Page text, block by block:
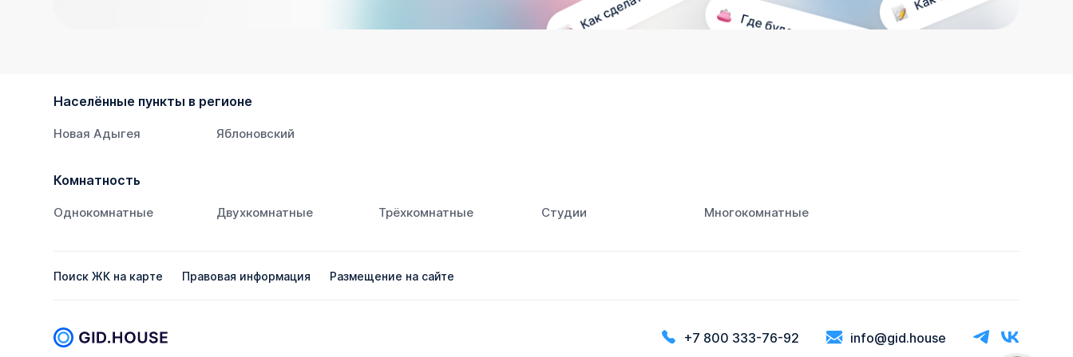
Населённые пункты в регионе
Новая Адыгея Яблоновский
Комнатность
Однокомнатные Двухкомнатные Трёхкомнатные Студии Многокомнатные
Поиск ЖК на карте Правовая информация Размещение на сайте
+7 800 333-76-92 info@gid.house